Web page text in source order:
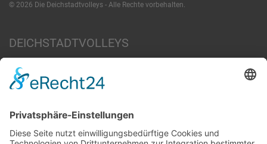
© 2026 Die Deichstadtvolleys - Alle Rechte vorbehalten.
DEICHSTADTVOLLEYS
News
Team
Zum Verein